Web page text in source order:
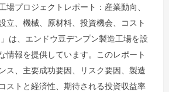
場プロジェクトレポート：産業動向、
立、機械、原材料、投資機会、コスト
は、エンドウ豆デンプン製造工場を設
情報を提供しています。このレポート
ス、主要成功要因、リスク要因、製造
ストと経済性、期待される投資収益率